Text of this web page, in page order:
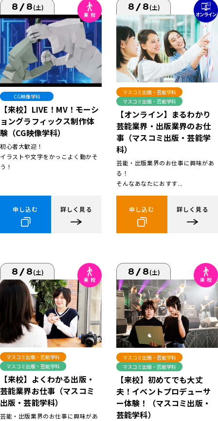
8/8(土)
CG映像学科
【来校】LIVE！MV！モーシ
ョングラフィックス制作体
験（CG映像学科）
初心者大歓迎！
イラストや文字をかっこよく動かそ
う！
申し込む 詳しく見る
8/8(土)
マスコミ出版・芸能学科
マスコミ出版・芸能学科
【オンライン】まるわかり
芸能業界・出版業界のお仕
事（マスコミ出版・芸能学
科）
芸能・出版業界のお仕事に興味があ
る！
そんなあなたにおすす...
申し込む 詳しく見る
8/8(土)
マスコミ出版・芸能学科
マスコミ出版・芸能学科
【来校】よくわかる出版・
芸能業界お仕事（マスコミ
出版・芸能学科）
芸能・出版業界のお仕事に興味があ
8/8(土)
マスコミ出版・芸能学科
マスコミ出版・芸能学科
【来校】初めてでも大丈
夫！イベントプロデューサ
ー体験！（マスコミ出版・
芸能学科）